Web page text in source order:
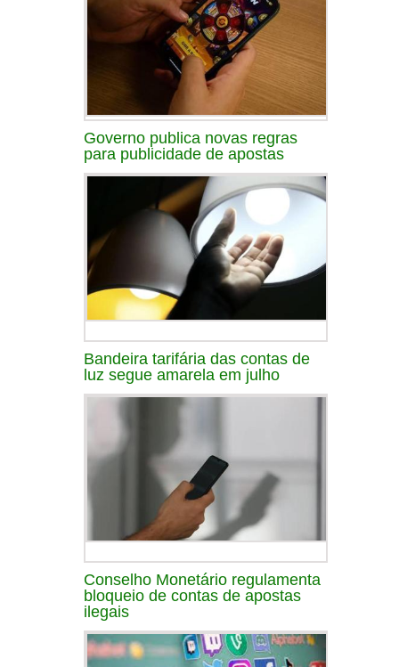
Governo publica novas regras
para publicidade de apostas
Bandeira tarifária das contas de
luz segue amarela em julho
Conselho Monetário regulamenta
bloqueio de contas de apostas
ilegais